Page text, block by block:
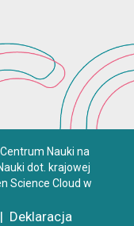
Nauki na
dot. krajowej
Science Cloud w
| Deklaracja